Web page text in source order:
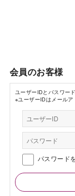
会員のお客様
ユーザーIDとパスワー
※ユーザーIDはメールア
パスワード